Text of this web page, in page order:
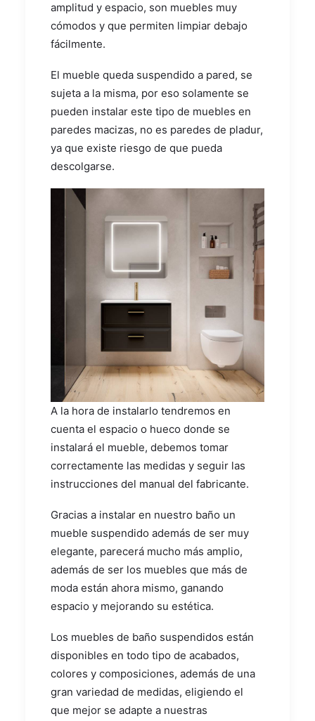
amplitud y espacio, son muebles muy
cómodos y que permiten limpiar debajo
fácilmente.
El mueble queda suspendido a pared, se
sujeta a la misma, por eso solamente se
pueden instalar este tipo de muebles en
paredes macizas, no es paredes de pladur,
ya que existe riesgo de que pueda
descolgarse.
A la hora de instalarlo tendremos en
cuenta el espacio o hueco donde se
instalará el mueble, debemos tomar
correctamente las medidas y seguir las
instrucciones del manual del fabricante.
Gracias a instalar en nuestro baño un
mueble suspendido además de ser muy
elegante, parecerá mucho más amplio,
además de ser los muebles que más de
moda están ahora mismo, ganando
espacio y mejorando su estética.
Los muebles de baño suspendidos están
disponibles en todo tipo de acabados,
colores y composiciones, además de una
gran variedad de medidas, eligiendo el
que mejor se adapte a nuestras